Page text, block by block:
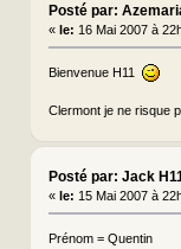
Posté par:
« le: 16 Mai 2007 à
Bienvenue H11
Clermont je ne risque
Posté par: Jack
« le: 15 Mai 2007 à
Prénom = Quentin